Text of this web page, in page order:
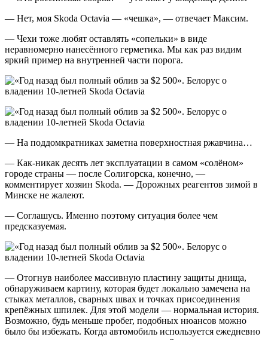
— Нет, моя Skoda Octavia — «чешка», — отвечает Максим.
— Чехи тоже любят оставлять «сопельки» в виде
неравномерно нанесённого герметика. Мы как раз видим
яркий пример на внутренней части порога.
— На поддомкратниках заметна поверхностная ржавчина…
— Как-никак десять лет эксплуатации в самом «солёном»
городе страны — после Солигорска, конечно, —
комментирует хозяин Skoda. — Дорожных реагентов зимой в
Минске не жалеют.
— Соглашусь. Именно поэтому ситуация более чем
предсказуемая.
— Отогнув наиболее массивную пластину защиты днища,
обнаруживаем картину, которая будет локально замечена на
стыках металлов, сварных швах и точках присоединения
крепёжных шпилек. Для этой модели — нормальная история.
Возможно, будь меньше пробег, подобных нюансов можно
было бы избежать. Когда автомобиль используется ежедневно